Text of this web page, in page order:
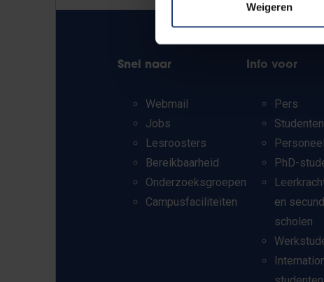
Weigeren
Snel naar
Webmail
Jobs
Lesroosters
Bereikbaarheid
Onderzoeksgroepen
Campusfaciliteiten
Info voor
Pers
Studenten
Personeel
PhD-
en
scholen